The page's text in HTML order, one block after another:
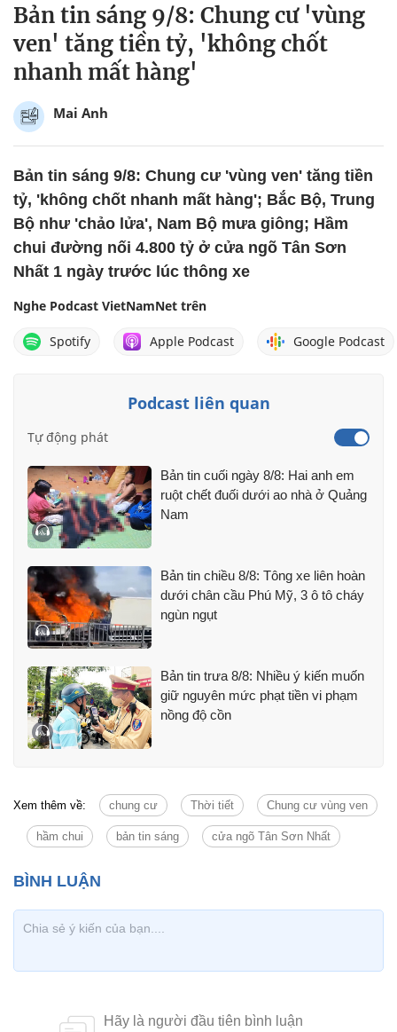
Bản tin sáng 9/8: Chung cư 'vùng
ven' tăng tiền tỷ, 'không chốt
nhanh mất hàng'
Mai Anh
Bản tin sáng 9/8: Chung cư 'vùng ven' tăng tiền
tỷ, 'không chốt nhanh mất hàng'; Bắc Bộ, Trung
Bộ như 'chảo lửa', Nam Bộ mưa giông; Hầm
chui đường nối 4.800 tỷ ở cửa ngõ Tân Sơn
Nhất 1 ngày trước lúc thông xe
Podcast liên quan
Tự động phát
Bản tin cuối ngày 8/8: Hai anh em
ruột chết đuối dưới ao nhà ở Quảng
Nam
Bản tin chiều 8/8: Tông xe liên hoàn
dưới chân cầu Phú Mỹ, 3 ô tô cháy
ngùn ngụt
Bản tin trưa 8/8: Nhiều ý kiến muốn
giữ nguyên mức phạt tiền vi phạm
nồng độ cồn
Nghe Podcast VietNamNet trên
Spotify Apple Podcast Google Podcast
Xem thêm về: chung cư Thời tiết Chung cư vùng ven
hầm chui bản tin sáng cửa ngõ Tân Sơn Nhất